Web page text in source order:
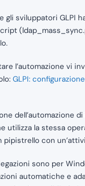
gli sviluppatori GLPI
l’automazione vi
GLPI:
dell’automazione
utilizza la stessa
pipistrello con
sono per
automatiche e